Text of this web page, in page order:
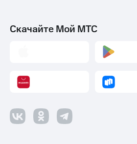
Скачайте Мой МТС